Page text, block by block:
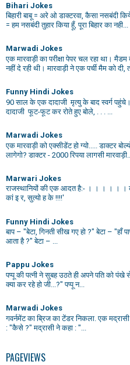
Bihari Jokes
बिहारी बाबू = अरे ओ डाक्टरवा, कैसा नसबंदी
= हम नसबंदी तुहार किया हूँ, पूरा बिहार का नही...
Marwadi Jokes
एक मारवाड़ी का परीक्षा पेपर चल रहा था।
नहीं दे रही थी। मारवाड़ी ने एक पर्ची मैम को दी,
Funny Hindi Jokes
90 साल के एक दादाजी मृत्यु के बाद स्वर्ग
दादाजी फूट-फूट कर रोते हुए बोले, . . . ...
Marwadi Jokes
एक मारवाड़ी को एक्सीडेंट हो ग्यो..... डाक्टर
लागेगो? डाक्टर - 2000 रिपया लागसी मारवाड़ी...
Marwari Jokes
राजस्थानियों की एक आदत है:- । । । । । ।
कां इ र, सुत्यो ह के !!!!'
Funny Hindi Jokes
बाप – "बेटा, गिनती सीख गए हो ?" बेटा – "हाँ
आता है ?" बेटा – ...
Pappu Jokes
पप्पू की पत्नी ने सुबह उठते ही अपने पति को
क्या कर रहे हो जी...?" पप्पू न...
Marwadi Jokes
गवर्नमेंट का ब्रिज का टेंडर निकला. एक
: "कैसे ?" मद्रासी ने कहा : "...
PAGEVIEWS